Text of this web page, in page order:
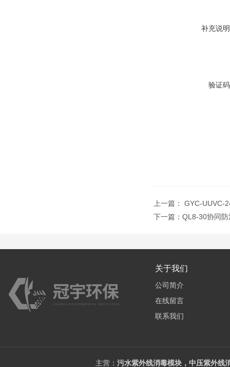
补充说
验证
上一篇： GYC-UUVC-
下一篇： QL8-30协同
关于我们
公司简介
在线留言
联系我们
主营： 污水紫外线消毒模块，中压紫外线